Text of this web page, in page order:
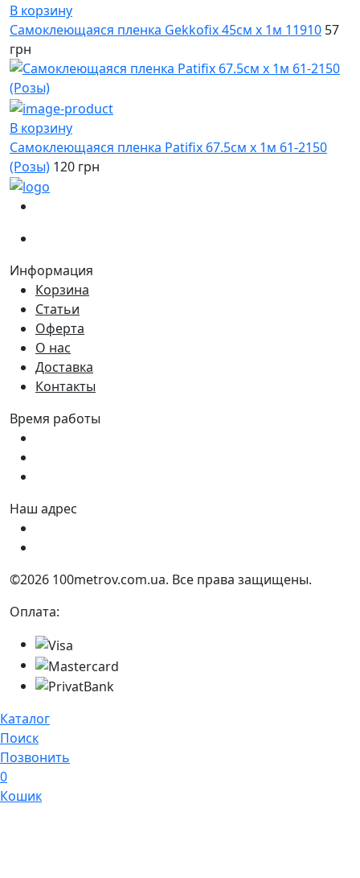
В корзину
Самоклеющаяся пленка Gekkofix 45см х 1м 11910 57
грн
В корзину
Самоклеющаяся пленка Patifix 67.5см х 1м 61-2150
(Розы) 120 грн
Информация
Корзина
Статьи
Оферта
О нас
Доставка
Контакты
Время работы
Наш адрес
©2026 100metrov.com.ua. Все права защищены.
Оплата:
Каталог
Поиск
Позвонить
0
Кошик